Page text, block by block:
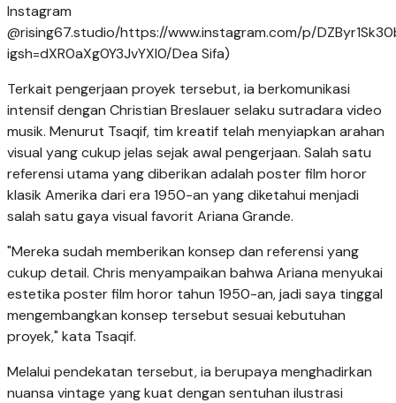
Instagram
@rising67.studio/https://www.instagram.com/p/
igsh=dXR0aXg0Y3JvYXI0/Dea Sifa)
Terkait pengerjaan proyek tersebut, ia berkomunikasi
intensif dengan Christian Breslauer selaku sutradara video
musik. Menurut Tsaqif, tim kreatif telah menyiapkan arahan
visual yang cukup jelas sejak awal pengerjaan. Salah satu
referensi utama yang diberikan adalah poster film horor
klasik Amerika dari era 1950-an yang diketahui menjadi
salah satu gaya visual favorit Ariana Grande.
"Mereka sudah memberikan konsep dan referensi yang
cukup detail. Chris menyampaikan bahwa Ariana menyukai
estetika poster film horor tahun 1950-an, jadi saya tinggal
mengembangkan konsep tersebut sesuai kebutuhan
proyek," kata Tsaqif.
Melalui pendekatan tersebut, ia berupaya menghadirkan
nuansa vintage yang kuat dengan sentuhan ilustrasi